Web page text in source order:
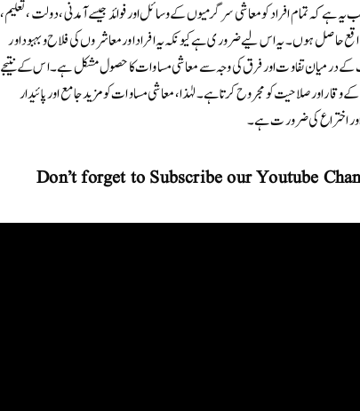
یہ ہے کہ تمام افراد کو معاشی سرگرمیوں کے وسائل اور فوائد جیسے آمدنی، دولت، تعلیم،
حاصل ہوں۔ یہ اس لیے ضروری ہے کیونکہ یہ افراد اور معاشروں کی فلاح و بہبود اور
کے درمیان تفاوت اور فرق کی وجہ سے معاشی مساوات کا حصول مشکل ہے۔ اس کے نتیجے
وقار اور صلاحیت کو مجروح کرتا ہے۔ لہٰذا، معاشی مساوات کو مزید جامع اور پائیدار
اور اختراع کی ضرورت ہے۔
Don’t forget to Subscribe our Youtube